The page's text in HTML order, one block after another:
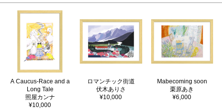
A Caucus-Race and a
Long Tale
照屋カンナ
¥10,000
ロマンチック街道
伏木ありさ
¥10,000
Mabecoming soon
栗原あき
¥6,000